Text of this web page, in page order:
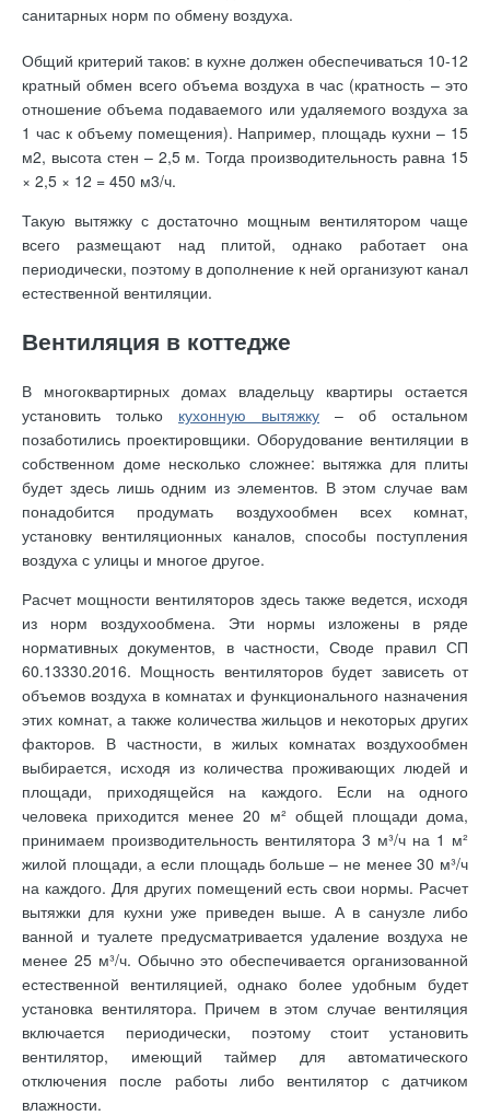
санитарных норм по обмену воздуха.
Общий критерий таков: в кухне должен обеспечиваться 10-12
кратный обмен всего объема воздуха в час (кратность – это
отношение объема подаваемого или удаляемого воздуха за
1 час к объему помещения). Например, площадь кухни – 15
м2, высота стен – 2,5 м. Тогда производительность равна 15
× 2,5 × 12 = 450 м3/ч.
Такую вытяжку с достаточно мощным вентилятором чаще
всего размещают над плитой, однако работает она
периодически, поэтому в дополнение к ней организуют канал
естественной вентиляции.
Вентиляция в коттедже
В многоквартирных домах владельцу квартиры остается
установить только кухонную вытяжку – об остальном
позаботились проектировщики. Оборудование вентиляции в
собственном доме несколько сложнее: вытяжка для плиты
будет здесь лишь одним из элементов. В этом случае вам
понадобится продумать воздухообмен всех комнат,
установку вентиляционных каналов, способы поступления
воздуха с улицы и многое другое.
Расчет мощности вентиляторов здесь также ведется, исходя
из норм воздухообмена. Эти нормы изложены в ряде
нормативных документов, в частности, Своде правил СП
60.13330.2016. Мощность вентиляторов будет зависеть от
объемов воздуха в комнатах и функционального назначения
этих комнат, а также количества жильцов и некоторых других
факторов. В частности, в жилых комнатах воздухообмен
выбирается, исходя из количества проживающих людей и
площади, приходящейся на каждого. Если на одного
человека приходится менее 20 м² общей площади дома,
принимаем производительность вентилятора 3 м³/ч на 1 м²
жилой площади, а если площадь больше – не менее 30 м³/ч
на каждого. Для других помещений есть свои нормы. Расчет
вытяжки для кухни уже приведен выше. А в санузле либо
ванной и туалете предусматривается удаление воздуха не
менее 25 м³/ч. Обычно это обеспечивается организованной
естественной вентиляцией, однако более удобным будет
установка вентилятора. Причем в этом случае вентиляция
включается периодически, поэтому стоит установить
вентилятор, имеющий таймер для автоматического
отключения после работы либо вентилятор с датчиком
влажности.